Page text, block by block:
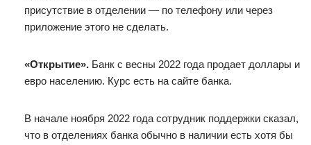
присутствие в отделении — по телефону или через
приложение этого не сделать.
«Открытие». Банк с весны 2022 года продает доллары и
евро населению. Курс есть на сайте банка.
В начале ноября 2022 года сотрудник поддержки сказал,
что в отделениях банка обычно в наличии есть хотя бы